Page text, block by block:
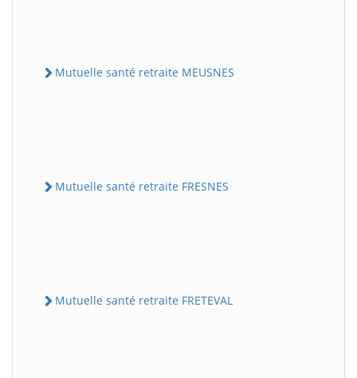
Mutuelle santé retraite MEUSNES
Mutuelle santé retraite FRESNES
Mutuelle santé retraite FRETEVAL